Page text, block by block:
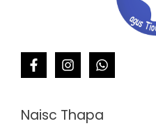
Naisc Thapa